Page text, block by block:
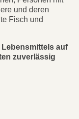
und deren
Fisch und
auf
zuverlässig